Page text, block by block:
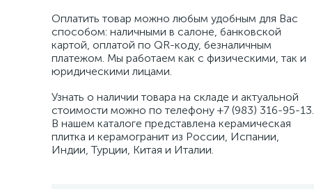
Оплатить товар можно любым удобным для Вас
способом: наличными в салоне, банковской
картой, оплатой по QR-коду, безналичным
платежом. Мы работаем как с физическими, так и
юридическими лицами.
Узнать о наличии товара на складе и актуальной
стоимости можно по телефону +7 (983) 316-95-13.
В нашем каталоге представлена керамическая
плитка и керамогранит из России, Испании,
Индии, Турции, Китая и Италии.